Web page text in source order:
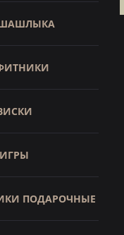
ПОДАРОЧНЫЕ
черный граб)
₽